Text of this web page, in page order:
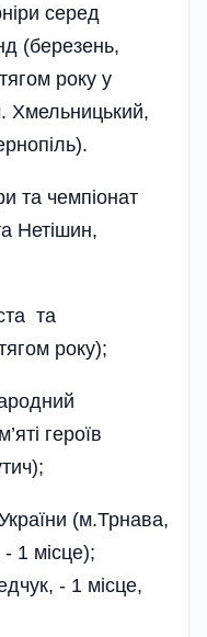
серед
(березень,
року у
Хмельницький,
та чемпіонат
Нетішин,
та
року);
героїв
(м.Трнава,
1 місце);
- 1 місце,